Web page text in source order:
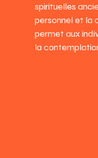
spirituelles
personnel et la
permet aux
la